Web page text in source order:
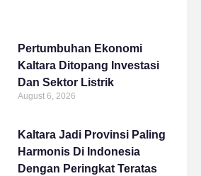
Pertumbuhan Ekonomi
Kaltara Ditopang Investasi
Dan Sektor Listrik
August 6, 2026
Kaltara Jadi Provinsi Paling
Harmonis Di Indonesia
Dengan Peringkat Teratas